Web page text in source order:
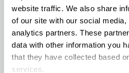
website traffic. We also share
of our site with our social media,
analytics partners. These
data with other information you
that they have collected based
services.
Mesas “Sembrando el
Ayer, 5 de mayo en
llevaron a cabo lasya